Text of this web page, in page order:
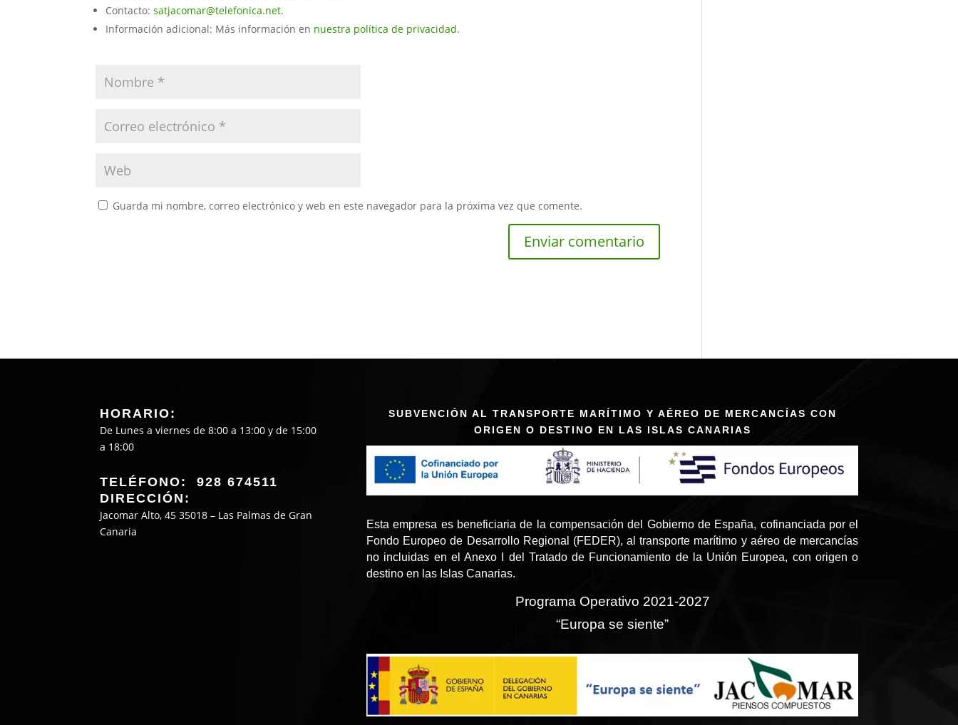
Contacto:satjacomar@telefonica.net.
Información adicional: Más información en nuestra política de privacidad.
Guarda mi nombre, correo electrónico y web en este navegador para la próxima vez que comente.
HORARIO:
De Lunes a viernes de 8:00 a 13:00 y de 15:00
a 18:00
TELÉFONO: 928 674511
DIRECCIÓN:
Jacomar Alto, 45 35018 – Las Palmas de Gran
Canaria
SUBVENCIÓN AL TRANSPORTE MARÍTIMO Y AÉREO DE MERCANCÍAS CON
ORIGEN O DESTINO EN LAS ISLAS CANARIAS
Esta empresa es beneficiaria de la compensación del Gobierno de España, cofinanciada por el
Fondo Europeo de Desarrollo Regional (FEDER), al transporte marítimo y aéreo de mercancías
no incluidas en el Anexo I del Tratado de Funcionamiento de la Unión Europea, con origen o
destino en las Islas Canarias.
Programa Operativo 2021-2027
“Europa se siente”